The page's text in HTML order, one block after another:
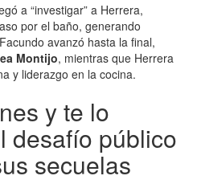
a “investigar” a Herrera,
por el baño, generando
avanzó hasta la final,
Montijo, mientras que Herrera
y liderazgo en la cocina.
y te lo
desafío público
secuelas